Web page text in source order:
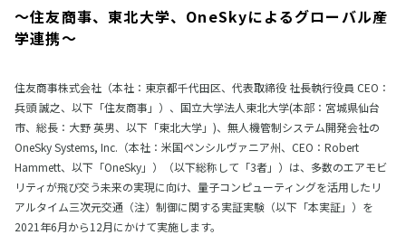
～住友商事、東北大学、OneSkyによるグローバル産
学連携～
住友商事株式会社（本社：東京都千代田区、代表取締役 社長執行役員 CEO：
兵頭 誠之、以下「住友商事」）、国立大学法人東北大学(本部：宮城県仙台
市、総長：大野 英男、以下「東北大学」)、無人機管制システム開発会社の
OneSky Systems, Inc.（本社：米国ペンシルヴァニア州、CEO：Robert
Hammett、以下「OneSky」）（以下総称して「3者」）は、多数のエアモビ
リティが飛び交う未来の実現に向け、量子コンピューティングを活用したリ
アルタイム三次元交通（注）制御に関する実証実験（以下「本実証」）を
2021年6月から12月にかけて実施します。